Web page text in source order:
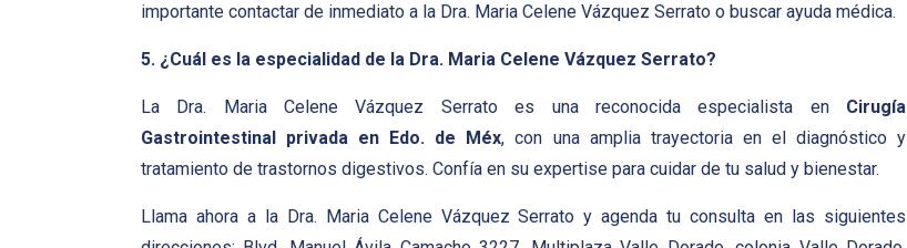
importante contactar de inmediato a la Dra. Maria Celene Vázquez Serrato o buscar ayuda médica.
5. ¿Cuál es la especialidad de la Dra. Maria Celene Vázquez Serrato?
La Dra. Maria Celene Vázquez Serrato es una reconocida especialista en Cirugía
Gastrointestinal privada en Edo. de Méx, con una amplia trayectoria en el diagnóstico y
tratamiento de trastornos digestivos. Confía en su expertise para cuidar de tu salud y bienestar.
Llama ahora a la Dra. Maria Celene Vázquez Serrato y agenda tu consulta en las siguientes